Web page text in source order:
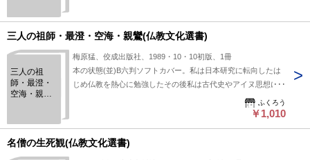
三人の祖師・最澄・空海・親鸞(仏教文化選書)
三人の祖
師・最澄・
空海・親鸞
梅原猛、佼成出版社、1989・10・10初版、1冊
本の状態(並)B六判ソフトカバー。私は日本研究に転向したは
じめ仏教を熱心に勉強したその後私は古代史やアイヌ思想に深
ふくろう
￥1,010
名僧の生死観(仏教文化選書)